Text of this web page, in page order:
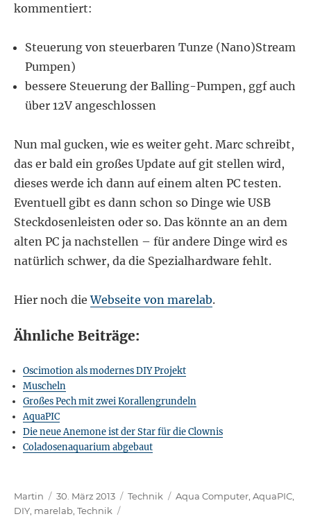
kommentiert:
Steuerung von steuerbaren Tunze (Nano)Stream
Pumpen)
bessere Steuerung der Balling-Pumpen, ggf auch
über 12V angeschlossen
Nun mal gucken, wie es weiter geht. Marc schreibt,
das er bald ein großes Update auf git stellen wird,
dieses werde ich dann auf einem alten PC testen.
Eventuell gibt es dann schon so Dinge wie USB
Steckdosenleisten oder so. Das könnte an an dem
alten PC ja nachstellen – für andere Dinge wird es
natürlich schwer, da die Spezialhardware fehlt.
Hier noch dieWebseite von marelab.
Ähnliche Beiträge:
Oscimotion als modernes DIY Projekt
Muscheln
Großes Pech mit zwei Korallengrundeln
AquaPIC
Die neue Anemone ist der Star für die Clownis
Coladosenaquarium abgebaut
Autor
Martin
Veröffentlicht
am
30. März 2013 Kategorien
Technik Schlagwörter
Aqua Computer ,AquaPIC
DIY marelab ,Technik